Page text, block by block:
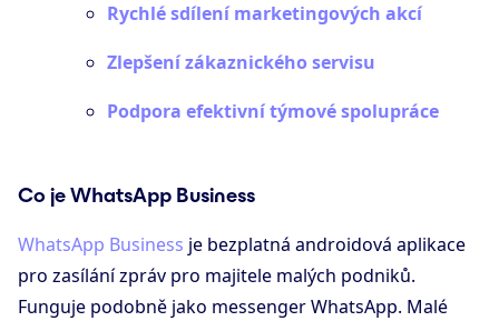
Rychlé sdílení marketingových akcí
Zlepšení zákaznického servisu
Podpora efektivní týmové spolupráce
Co je WhatsApp Business
WhatsApp Business je bezplatná androidová aplikace
pro zasílání zpráv pro majitele malých podniků.
Funguje podobně jako messenger WhatsApp. Malé